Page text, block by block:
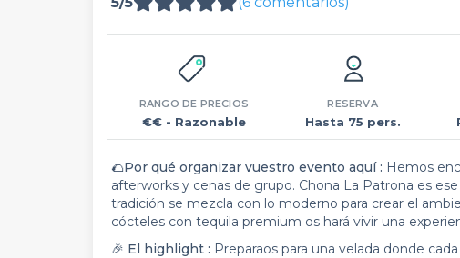
RANGO DE PRECIOS
€€ - Razonable
RESERVA
Hasta 75 pers.
🌮Por qué organizar vuestro evento aquí : Hemos
afterworks y cenas de grupo. Chona La Patrona es
tradición se mezcla con lo moderno para crear el
cócteles con tequila premium os hará vivir una
🎉 El highlight : Preparaos para una velada donde